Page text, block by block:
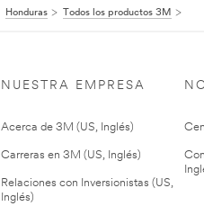
Honduras Todos los productos 3M
NUESTRA EMPRESA
Acerca de 3M (US, Inglés)
Carreras en 3M (US, Inglés)
Relaciones con Inversionistas (US,
Inglés)